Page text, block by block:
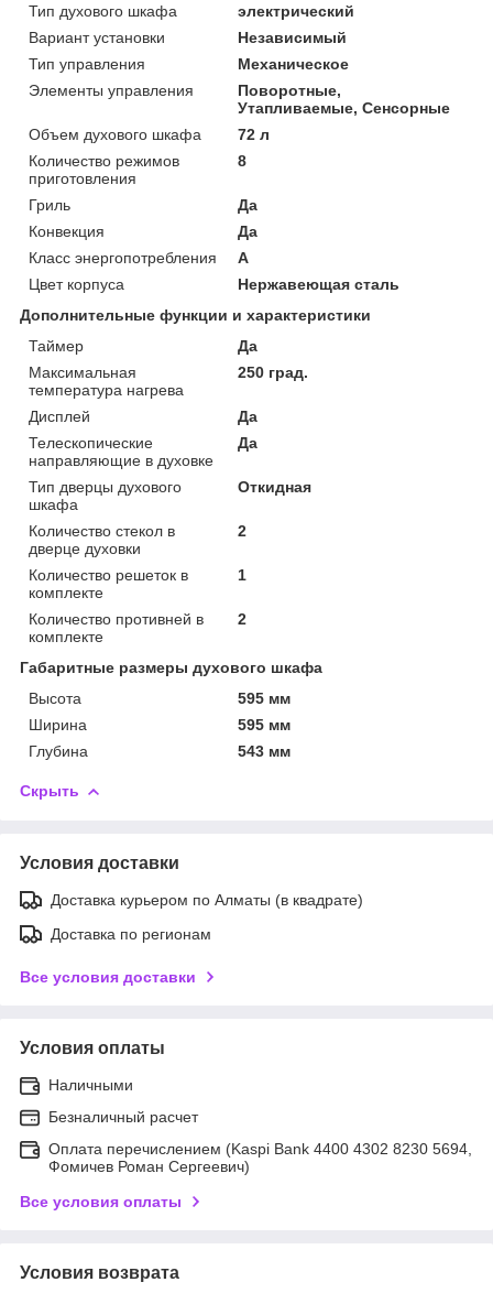
Тип духового шкафа
электрический
Вариант установки
Независимый
Тип управления
Механическое
Элементы управления
Поворотные,
Утапливаемые, Сенсорные
Объем духового шкафа
72 л
Количество режимов
приготовления
8
Гриль
Да
Конвекция
Да
Класс энергопотребления
A
Цвет корпуса
Нержавеющая сталь
Дополнительные функции и характеристики
Таймер
Да
Максимальная
температура нагрева
250 град.
Дисплей
Да
Телескопические
направляющие в духовке
Да
Тип дверцы духового
шкафа
Откидная
Количество стекол в
дверце духовки
2
Количество решеток в
комплекте
1
Количество противней в
комплекте
2
Габаритные размеры духового шкафа
Высота
595 мм
Ширина
595 мм
Глубина
543 мм
Скрыть
Условия доставки
Доставка курьером по Алматы (в квадрате)
Доставка по регионам
Все условия доставки
Условия оплаты
Наличными
Безналичный расчет
Оплата перечислением (Kaspi Bank 4400 4302 8230 5694,
Фомичев Роман Сергеевич)
Все условия оплаты
Условия возврата